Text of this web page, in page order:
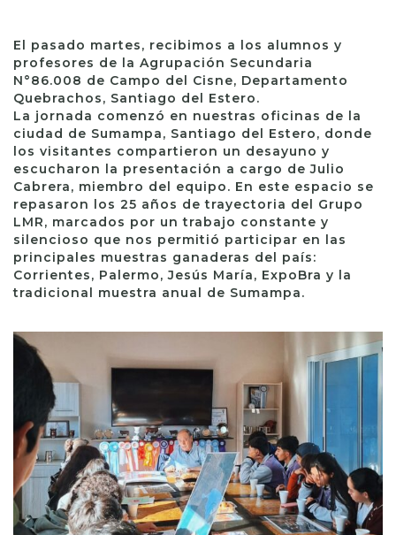
El pasado martes, recibimos a los alumnos y
profesores de la Agrupación Secundaria
N°86.008 de Campo del Cisne, Departamento
Quebrachos, Santiago del Estero.
La jornada comenzó en nuestras oficinas de la
ciudad de Sumampa, Santiago del Estero, donde
los visitantes compartieron un desayuno y
escucharon la presentación a cargo de Julio
Cabrera, miembro del equipo. En este espacio se
repasaron los 25 años de trayectoria del Grupo
LMR, marcados por un trabajo constante y
silencioso que nos permitió participar en las
principales muestras ganaderas del país:
Corrientes, Palermo, Jesús María, ExpoBra y la
tradicional muestra anual de Sumampa.